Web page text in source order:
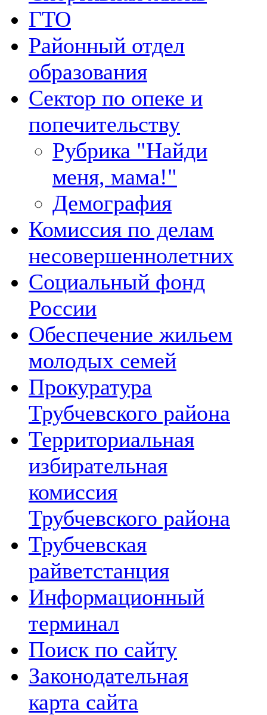
ГТО
Районный отдел
образования
Сектор по опеке и
попечительству
Рубрика "Найди
меня, мама!"
Демография
Комиссия по делам
несовершеннолетних
Социальный фонд
России
Обеспечение жильем
молодых семей
Прокуратура
Трубчевского района
Территориальная
избирательная
комиссия
Трубчевского района
Трубчевская
райветстанция
Информационный
терминал
Поиск по сайту
Законодательная
карта сайта